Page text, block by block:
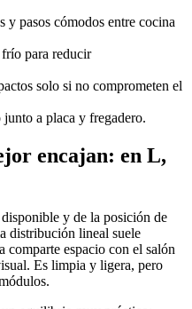
y pasos cómodos entre cocina
para reducir
solo si no comprometen el
a placa y fregadero.
encajan: en L,
y de la posición de
distribución lineal suele
comparte espacio con el salón
Es limpia y ligera, pero